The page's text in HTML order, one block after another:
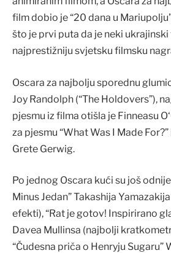
film dobio je “20 dana u
što je prvi puta da je neki
najprestižniju svjetsku filmsku
Oscara za najbolju sporednu
Joy Randolph (“The Holdovers”),
pjesmu iz filma otišla je Finneasu
za pjesmu “What Was I Made
Grete Gerwig.
Po jednog Oscara kući su još
Minus Jedan” Takashija
efekti), “Rat je gotov! Inspirirano
Davea Mullinsa (najbolji
“Čudesna priča o Henryju Sugaru”